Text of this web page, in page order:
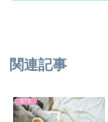
関連記事
BTS